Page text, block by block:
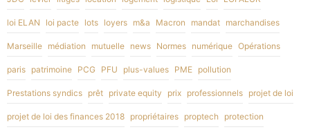
loi ELAN loi pacte lots loyers m&a Macron mandat marchandises
Marseille médiation mutuelle news Normes numérique Opérations
paris patrimoine PCG PFU plus-values PME pollution
Prestations syndics prêt private equity prix professionnels projet de loi
projet de loi des finances 2018 propriétaires proptech protection